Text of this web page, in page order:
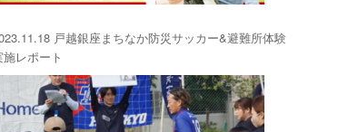
戸越銀座まちなか防災サッカー&避難所体験
施レポート